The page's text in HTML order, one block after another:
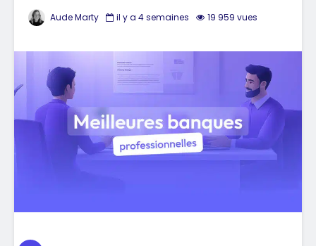
Aude Marty il y a 4 semaines 19 959 vues